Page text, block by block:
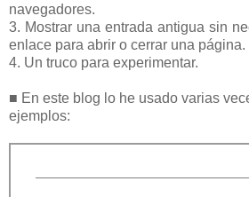
navegadores.
3. Mostrar una entrada antigua sin
enlace para abrir o cerrar una página.
4. Un truco para experimentar.
■ En este blog lo he usado varias
ejemplos: